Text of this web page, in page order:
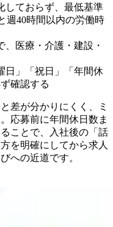
しておらず、最低基準
週40時間以内の労働時
医療・介護・建設・
日」「祝日」「年間休
確認する
差が分かりにくく、ミ
応募前に年間休日数ま
ことで、入社後の「話
を明確にしてから求人
への近道です。